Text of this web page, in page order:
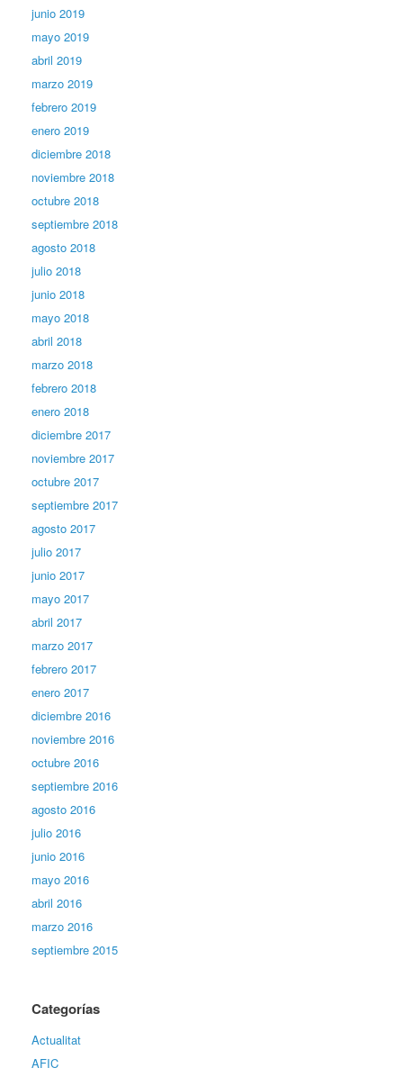
junio 2019
mayo 2019
abril 2019
marzo 2019
febrero 2019
enero 2019
diciembre 2018
noviembre 2018
octubre 2018
septiembre 2018
agosto 2018
julio 2018
junio 2018
mayo 2018
abril 2018
marzo 2018
febrero 2018
enero 2018
diciembre 2017
noviembre 2017
octubre 2017
septiembre 2017
agosto 2017
julio 2017
junio 2017
mayo 2017
abril 2017
marzo 2017
febrero 2017
enero 2017
diciembre 2016
noviembre 2016
octubre 2016
septiembre 2016
agosto 2016
julio 2016
junio 2016
mayo 2016
abril 2016
marzo 2016
septiembre 2015
Categorías
Actualitat
AFIC